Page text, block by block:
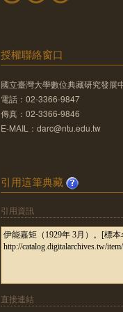
授權聯絡窗口
國立臺灣大學數位典藏研究發展
電話：02-3366-9847
傳真：02-3366-9846
E-MAIL：darc@ntu.edu.tw
引用這筆典藏
引用資訊
直接連結